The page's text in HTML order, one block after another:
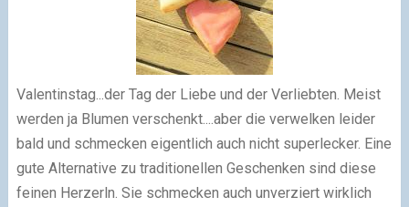
Valentinstag...der Tag der Liebe und der Verliebten. Meist
werden ja Blumen verschenkt....aber die verwelken leider
bald und schmecken eigentlich auch nicht superlecker. Eine
gute Alternative zu traditionellen Geschenken sind diese
feinen Herzerln. Sie schmecken auch unverziert wirklich